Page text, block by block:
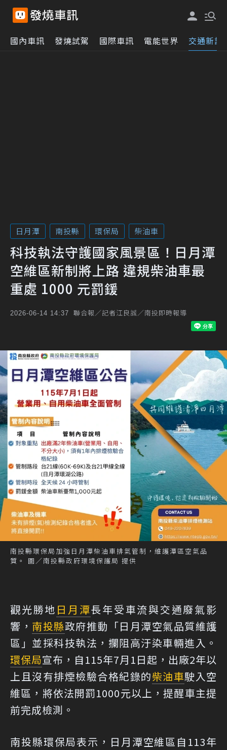
國內車訊 發燒試駕 國際車訊 電能世界 交通新訊
日月潭 南投縣 環保局 柴油車
科技執法守護國家風景區！日月潭
空維區新制將上路 違規柴油車最
重處 1000 元罰鍰
2026-06-14 14:37 聯合報／記者江良誠／南投即時報導
南投縣環保局加強日月潭柴油車排氣管制，維護潭區空氣品
質。 圖／南投縣政府環境保護局 提供
觀光勝地 日月潭長年受車流與交通廢氣影
響， 南投縣政府推動「日月潭空氣品質維護
區」並採科技執法，攔阻高汙染車輛進入。
環保局宣布，自115年7月1日起，出廠2年以
上且沒有排煙檢驗合格紀錄的柴油車駛入空
維區，將依法開罰1000元以上，提醒車主提
前完成檢測。
南投縣環保局表示，日月潭空維區自113年